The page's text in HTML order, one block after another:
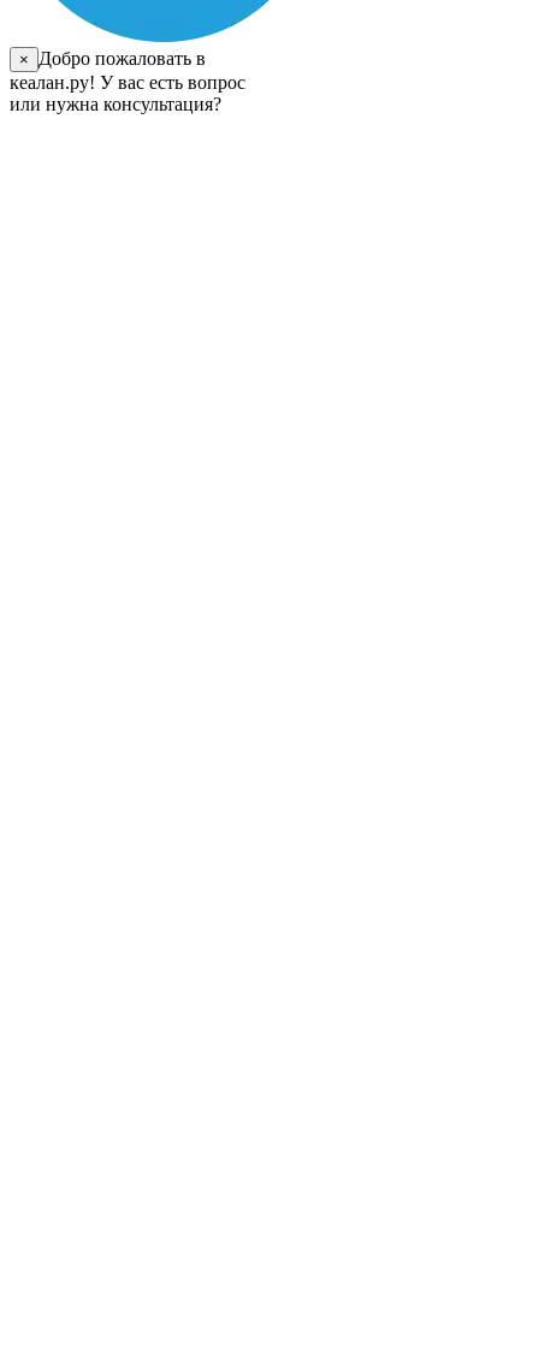
×
Добро пожаловать в
кеалан.ру! У вас есть вопрос
или нужна консультация?